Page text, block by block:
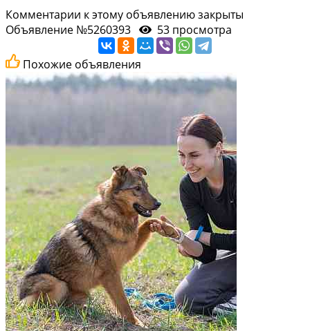
Комментарии к этому объявлению закрыты
Объявление №5260393
53 просмотра
Похожие объявления